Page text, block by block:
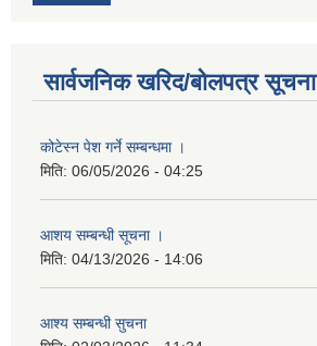
सार्वजनिक खरिद/बोलपत्र सूचना
कोटेस्न पेश गर्ने सम्बन्धमा ।
मिति: 06/05/2026 - 04:25
आशय सम्बन्धी सूचना ।
मिति: 04/13/2026 - 14:06
आश्य सम्बन्धी सुचना